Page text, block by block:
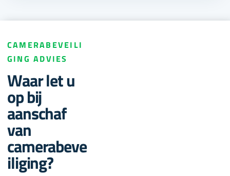
CAMERABEVEILI
GING ADVIES
Waar let u
op bij
aanschaf
van
camerabeve
iliging?